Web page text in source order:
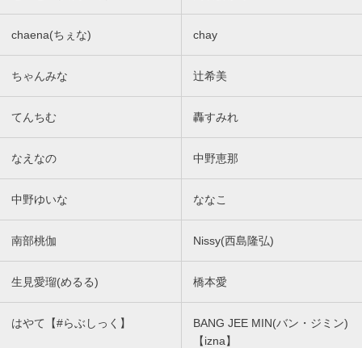
chaena(ちぇな) chay
ちゃんみな 辻希美
てんちむ 轟すみれ
なえなの 中野恵那
中野ゆいな ななこ
南部桃伽 Nissy(西島隆弘)
生見愛瑠(めるる) 橋本愛
はやて【#らぶしっく】
BANG JEE MIN(バン・ジミン)
【izna】